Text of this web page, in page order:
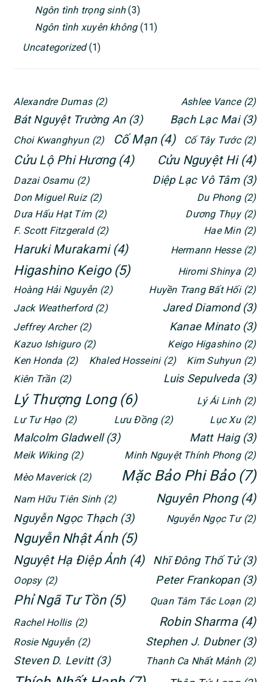
Ngôn tình trọng sinh(3)
Ngôn tình xuyên không(11)
Uncategorized(1)
Alexandre Dumas (2) Ashlee Vance (2)
Bát Nguyệt Trường An (3) Bạch Lạc Mai (3)
Choi Kwanghyun (2) Cố Mạn (4) Cố Tây Tước (2)
Cửu Lộ Phi Hương (4) Cửu Nguyệt Hi (4)
Dazai Osamu (2) Diệp Lạc Vô Tâm (3)
Don Miguel Ruiz (2) Du Phong (2)
Dưa Hấu Hạt Tím (2) Dương Thụy (2)
F. Scott Fitzgerald (2) Hae Min (2)
Haruki Murakami (4) Hermann Hesse (2)
Higashino Keigo (5) Hiromi Shinya (2)
Hoàng Hải Nguyễn (2) Huyền Trang Bất Hối (2)
Jack Weatherford (2) Jared Diamond (3)
Jeffrey Archer (2) Kanae Minato (3)
Kazuo Ishiguro (2) Keigo Higashino (2)
Ken Honda (2) Khaled Hosseini (2) Kim Suhyun (2)
Kiên Trần (2) Luis Sepulveda (3)
Lý Thượng Long (6) Lý Ái Linh (2)
Lư Tư Hạo (2) Lưu Đồng (2) Lục Xu (2)
Malcolm Gladwell (3) Matt Haig (3)
Meik Wiking (2) Minh Nguyệt Thính Phong (2)
Mèo Maverick (2) Mặc Bảo Phi Bảo (7)
Nam Hữu Tiên Sinh (2) Nguyên Phong (4)
Nguyễn Ngọc Thạch (3) Nguyễn Ngọc Tư (2)
Nguyễn Nhật Ánh (5)
Nguyệt Hạ Điệp Ảnh (4) Nhĩ Đông Thố Tử (3)
Oopsy (2) Peter Frankopan (3)
Phỉ Ngã Tư Tồn (5) Quan Tâm Tắc Loạn (2)
Rachel Hollis (2) Robin Sharma (4)
Rosie Nguyễn (2) Stephen J. Dubner (3)
Steven D. Levitt (3) Thanh Ca Nhất Mảnh (2)